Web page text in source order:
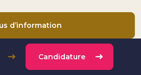
Candidature
d’information